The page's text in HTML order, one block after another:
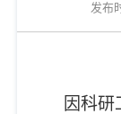
发布
因科